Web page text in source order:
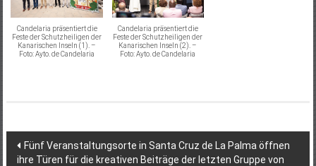
Candelaria präsentiert die
Feste der Schutzheiligen der
Kanarischen Inseln (1). –
Foto: Ayto. de Candelaria
Candelaria präsentiert die
Feste der Schutzheiligen der
Kanarischen Inseln (2). –
Foto: Ayto. de Candelaria
Beitragsnavigation
Fünf Veranstaltungsorte in Santa Cruz de La Palma öffnen
ihre Türen für die kreativen Beiträge der letzten Gruppe von